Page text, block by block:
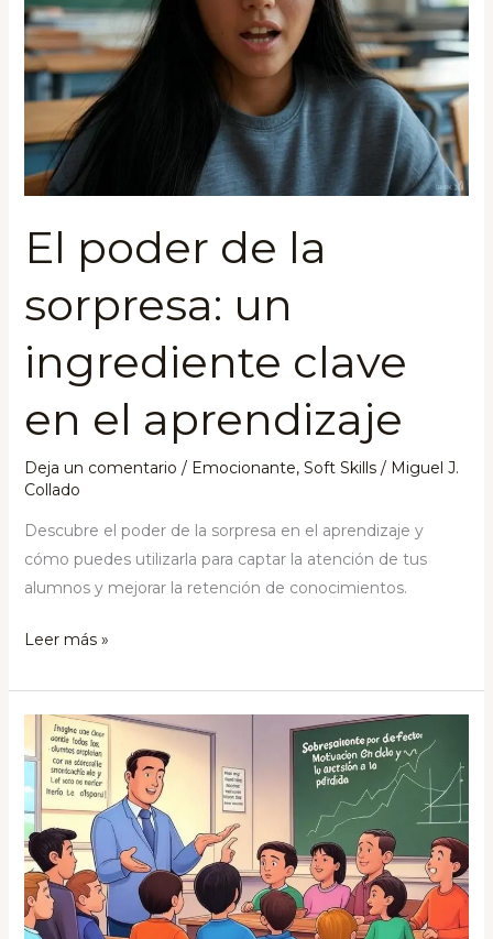
El poder de la
sorpresa: un
ingrediente clave
en el aprendizaje
Deja un comentario / Emocionante, Soft Skills/ Miguel J.
Collado
Descubre el poder de la sorpresa en el aprendizaje y
cómo puedes utilizarla para captar la atención de tus
alumnos y mejorar la retención de conocimientos.
un
ingrediente
clave
en
el
aprendizaje
Leer más »
Sobresaliente
por
defecto:
Motivación
en
el
aula
y